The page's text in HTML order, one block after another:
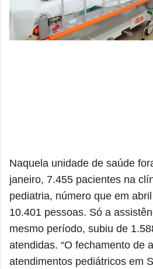
Naquela unidade de saúde
janeiro, 7.455 pacientes na
pediatria, número que em
10.401 pessoas. Só a
mesmo período, subiu de
atendidas. “O fechamento de
atendimentos pediátricos em